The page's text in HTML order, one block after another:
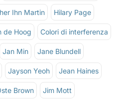
Ihn Martin Hilary Page
de Hoog Colori di interferenza
Jan Min Jane Blundell
Jayson Yeoh Jean Haines
Brown Jim Mott